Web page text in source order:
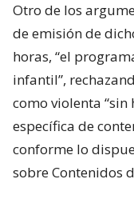
Otro de los
de emisión de
horas, “el
infantil”,
como violenta
específica de
conforme lo
sobre Contenidos